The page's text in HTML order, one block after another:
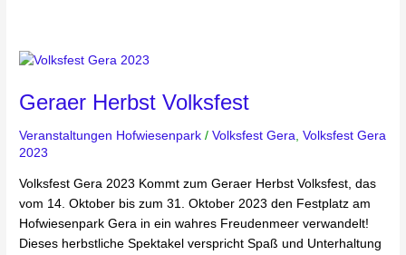
Geraer Herbst Volksfest
Veranstaltungen Hofwiesenpark /Volksfest Gera,Volksfest Gera
2023
Volksfest Gera 2023 Kommt zum Geraer Herbst Volksfest, das
vom 14. Oktober bis zum 31. Oktober 2023 den Festplatz am
Hofwiesenpark Gera in ein wahres Freudenmeer verwandelt!
Dieses herbstliche Spektakel verspricht Spaß und Unterhaltung
Geraer
Volksfest